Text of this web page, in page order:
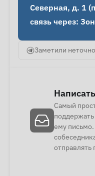
Северная, д. 1
связь через:
Заметили
Самый
ему
отправлять